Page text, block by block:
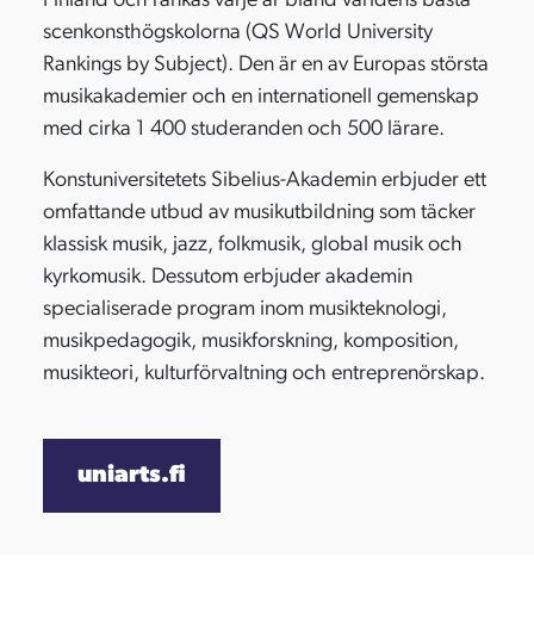
scenkonsthögskolorna (QS World University
Rankings by Subject). Den är en av Europas största
musikakademier och en internationell gemenskap
med cirka 1 400 studeranden och 500 lärare.
Konstuniversitetets Sibelius-Akademin erbjuder ett
omfattande utbud av musikutbildning som täcker
klassisk musik, jazz, folkmusik, global musik och
kyrkomusik. Dessutom erbjuder akademin
specialiserade program inom musikteknologi,
musikpedagogik, musikforskning, komposition,
musikteori, kulturförvaltning och entreprenörskap.
uniarts.fi